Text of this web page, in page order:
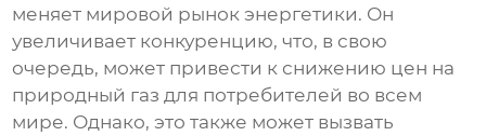
меняет мировой рынок энергетики. Он
увеличивает конкуренцию, что, в свою
очередь, может привести к снижению цен на
природный газ для потребителей во всем
мире. Однако, это также может вызвать